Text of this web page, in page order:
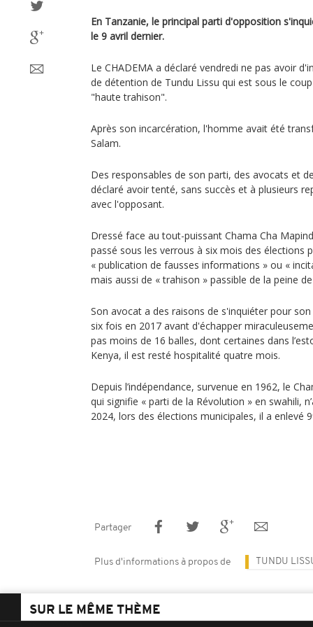
En Tanzanie, le principal parti d'opposition
le 9 avril dernier.
Le CHADEMA a déclaré vendredi ne pas avoir
de détention de Tundu Lissu qui est sous le
"haute trahison".
Après son incarcération, l'homme avait été
Salam.
Des responsables de son parti, des avocats et
déclaré avoir tenté, sans succès et à plusieurs
avec l'opposant.
Dressé face au tout-puissant Chama Cha
passé sous les verrous à six mois des élections
« publication de fausses informations » ou «
mais aussi de « trahison » passible de la peine
Son avocat a des raisons de s'inquiéter pour
six fois en 2017 avant d'échapper
pas moins de 16 balles, dont certaines dans
Kenya, il est resté hospitalité quatre mois.
Depuis l’indépendance, survenue en 1962, le
qui signifie « parti de la Révolution » en swahili,
2024, lors des élections municipales, il a enlevé
Partager
Plus d'informations à propos de TUNDU
SUR LE MÊME THÈME